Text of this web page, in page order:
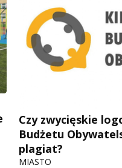
Czy zwycięskie
Budżetu
plagiat?
MIASTO